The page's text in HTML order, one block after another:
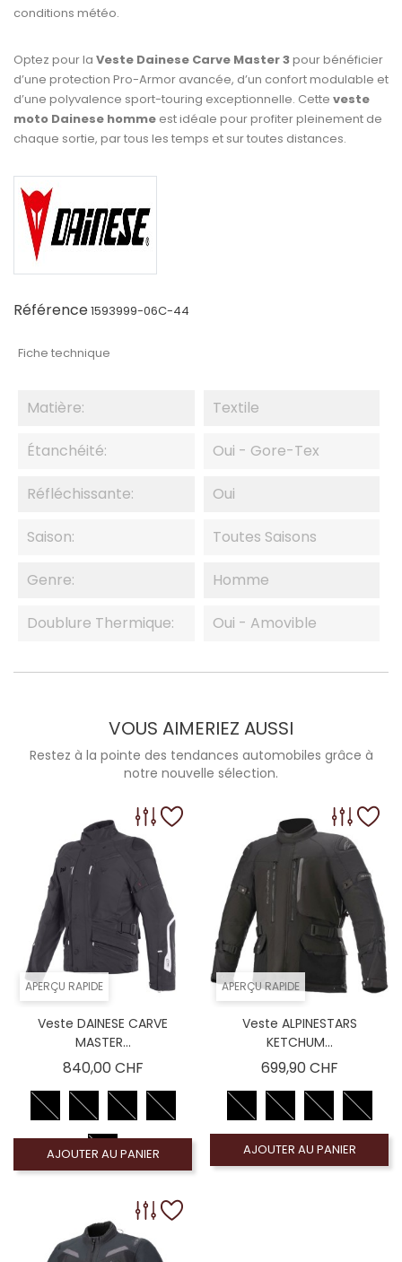
conditions météo.
Optez pour la Veste Dainese Carve Master 3pour bénéficier
d’une protection Pro-Armor avancée, d’un confort modulable et
d’une polyvalence sport-touring exceptionnelle. Cette veste
moto Dainese homme est idéale pour profiter pleinement de
chaque sortie, par tous les temps et sur toutes distances.
Référence1593999-06C-44
Fiche technique
Matière: Textile
Étanchéité: Oui - Gore-Tex
Réfléchissante: Oui
Saison: Toutes Saisons
Genre: Homme
Doublure Thermique: Oui - Amovible
VOUS AIMERIEZ AUSSI
Restez à la pointe des tendances automobiles grâce à
notre nouvelle sélection.
APERÇU RAPIDE
Veste DAINESE CARVE
MASTER...
840,00 CHFPrix
AJOUTER AU PANIER
APERÇU RAPIDE
Veste ALPINESTARS
KETCHUM...
699,90 CHFPrix
AJOUTER AU PANIER